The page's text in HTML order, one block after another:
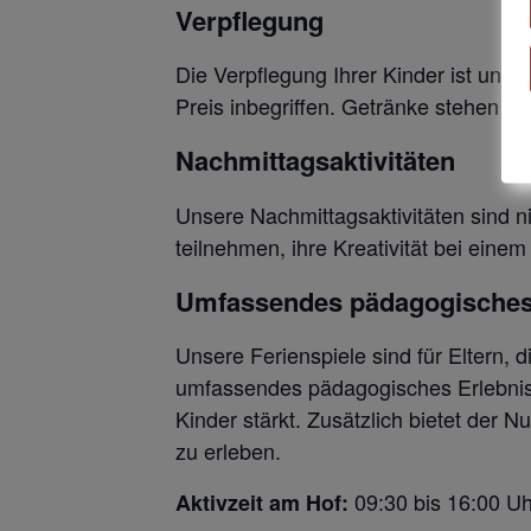
Verpflegung
Die Verpflegung Ihrer Kinder ist uns
Preis inbegriffen. Getränke stehen
Nachmittagsaktivitäten
Unsere Nachmittagsaktivitäten sind
teilnehmen, ihre Kreativität bei
Umfassendes
Unsere Ferienspiele sind für Eltern,
umfassendes pädagogisches
Kinder stärkt. Zusätzlich bietet der
zu erleben.
Aktivzeit am Hof: 09:30 bis 16:00